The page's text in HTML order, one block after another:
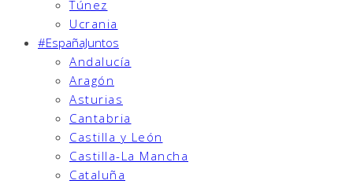
Túnez
Ucrania
#EspañaJuntos
Andalucía
Aragón
Asturias
Cantabria
Castilla y León
Castilla-La Mancha
Cataluña